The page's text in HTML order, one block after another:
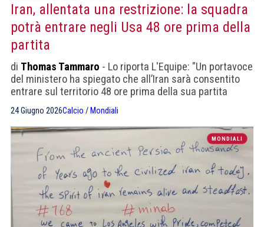
Iran, allentata una restrizione: la squadra
potrà entrare negli Usa 48 ore prima della
partita
di Thomas Tammaro - Lo riporta L'Equipe: "Un portavoce
del ministero ha spiegato che all’Iran sarà consentito
entrare sul territorio 48 ore prima della sua partita
il giorno stesso. "
24 Giugno 2026Calcio / Mondiali
MONDIALI